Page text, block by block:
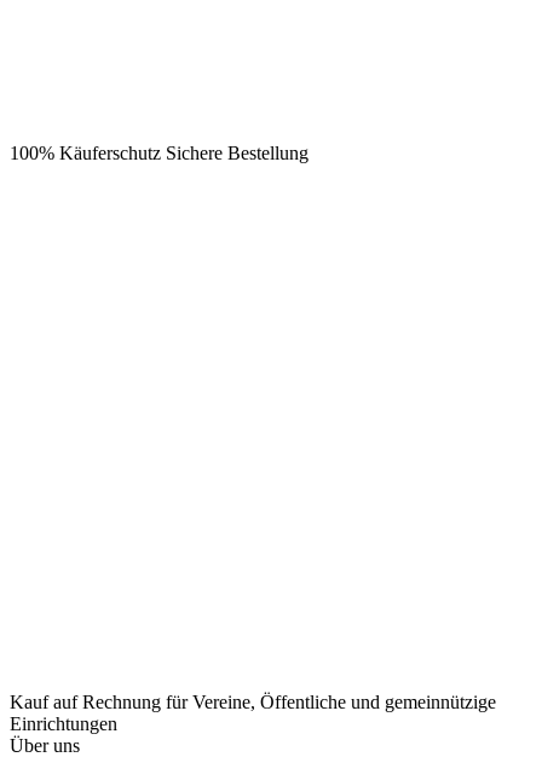
100% Käuferschutz Sichere Bestellung
Kauf auf Rechnung für Vereine, Öffentliche und gemeinnützige
Einrichtungen
Über uns